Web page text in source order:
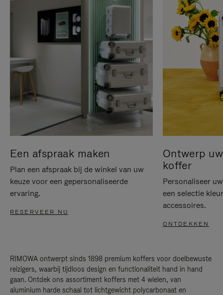
Een afspraak maken
Plan een afspraak bij de winkel van uw
keuze voor een gepersonaliseerde
ervaring.
RESERVEER NU
Ontwerp
koffer
Personaliseer
een selectie
accessoires.
ONTDEKKEN
RIMOWA ontwerpt sinds 1898 premium koffers voor doelbewuste
reizigers, waarbij tijdloos design en functionaliteit hand in hand
gaan. Ontdek ons assortiment koffers met 4 wielen, van
aluminium harde schaal tot lichtgewicht polycarbonaat en